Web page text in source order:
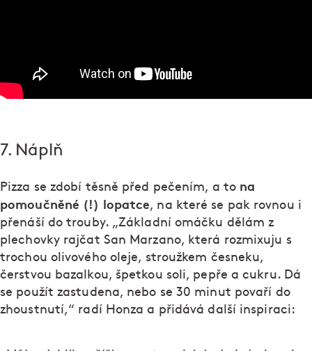
7. Náplň
Pizza se zdobí těsně před pečením, a to na
pomoučněné (!) lopatce, na které se pak rovnou i
přenáší do trouby. „Základní omáčku dělám z
plechovky rajčat San Marzano, která rozmixuju s
trochou olivového oleje, stroužkem česneku,
čerstvou bazalkou, špetkou soli, pepře a cukru. Dá
se použít zastudena, nebo se 30 minut povaří do
zhoustnutí,“ radí Honza a přidává další inspiraci: